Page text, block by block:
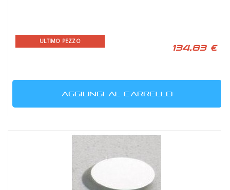
ULTIMO PEZZO
134,83 €
AGGIUNGI AL CARRELLO